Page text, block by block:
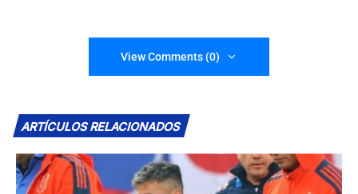
View Comments (0)
ARTÍCULOS RELACIONADOS